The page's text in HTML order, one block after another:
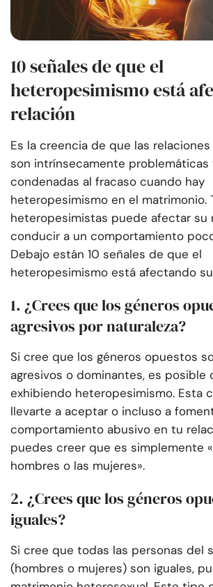
10 señales de que el
heteropesimismo está
relación
Es la creencia de que las
son intrínsecamente problemáticas
condenadas al fracaso cuando hay
heteropesimismo en el matrimonio.
heteropesimistas puede afectar su
conducir a un comportamiento
Debajo están 10 señales de que el
heteropesimismo está afectando
1. ¿Crees que los géneros
agresivos por naturaleza?
Si cree que los géneros opuestos
agresivos o dominantes, es posible
exhibiendo heteropesimismo. Esta
llevarte a aceptar o incluso a
comportamiento abusivo en tu
puedes creer que es simplemente
hombres o las mujeres».
2. ¿Crees que los géneros
iguales?
Si cree que todas las personas del
(hombres o mujeres) son iguales,